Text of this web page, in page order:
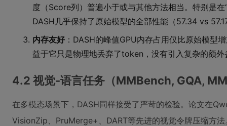
度（Score列）普遍小于或与其他方法相当。特别是
DASH几乎保持了原始模型的全部性能（57.34 vs
内存友好 ：DASH的峰值GPU内存占用仅比原始模
益于它只是物理地丢弃了token，没有引入复杂的额
4.2 视觉-语言任务（MMBench, GQA,
在多模态场景下，DASH同样接受了严苛的检验。论文在
VisionZip、PruMerge+、DART等先进的视觉令牌压缩方法